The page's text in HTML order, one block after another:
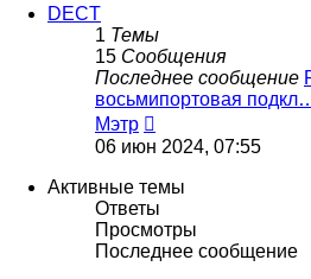
DECT
1 Темы
15 Сообщения
Последнее сообщение
восьмипортовая
Мэтр
к
последнему
сообщению
06 июн 2024, 07:55
Активные темы
Ответы
Просмотры
Последнее сообщение